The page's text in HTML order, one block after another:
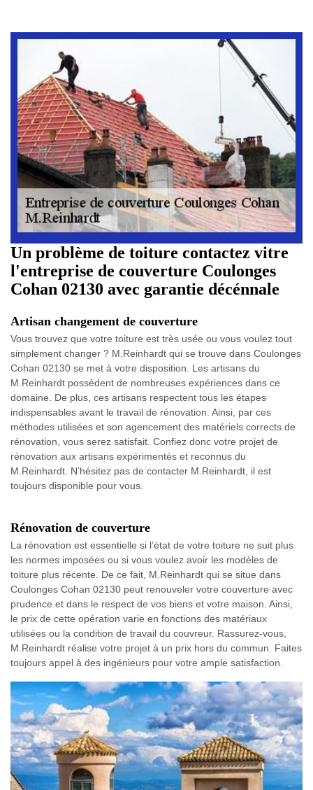
Un problème de toiture contactez vitre
l'entreprise de couverture Coulonges
Cohan 02130 avec garantie décénnale
Artisan changement de couverture
Vous trouvez que votre toiture est très usée ou vous voulez tout
simplement changer ? M.Reinhardt qui se trouve dans Coulonges
Cohan 02130 se met à votre disposition. Les artisans du
M.Reinhardt possèdent de nombreuses expériences dans ce
domaine. De plus, ces artisans respectent tous les étapes
indispensables avant le travail de rénovation. Ainsi, par ces
méthodes utilisées et son agencement des matériels corrects de
rénovation, vous serez satisfait. Confiez donc votre projet de
rénovation aux artisans expérimentés et reconnus du
M.Reinhardt. N’hésitez pas de contacter M.Reinhardt, il est
toujours disponible pour vous.
Rénovation de couverture
La rénovation est essentielle si l’état de votre toiture ne suit plus
les normes imposées ou si vous voulez avoir les modèles de
toiture plus récente. De ce fait, M.Reinhardt qui se situe dans
Coulonges Cohan 02130 peut renouveler votre couverture avec
prudence et dans le respect de vos biens et votre maison. Ainsi,
le prix de cette opération varie en fonctions des matériaux
utilisées ou la condition de travail du couvreur. Rassurez-vous,
M.Reinhardt réalise votre projet à un prix hors du commun. Faites
toujours appel à des ingénieurs pour votre ample satisfaction.